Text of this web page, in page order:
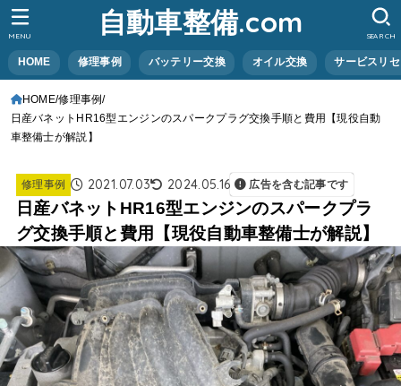
自動車整備.com
HOME 修理事例 バッテリー交換 オイル交換 サービスリ
SEARCH
MENU
HOME 修理事例
日産バネットHR16型エンジンのスパークプラグ交換手順と費用【現役自動
車整備士が解説】
修理事例 2021.07.03 2024.05.16 広告を含む記事です
日産バネットHR16型エンジンのスパークプラ
グ交換手順と費用【現役自動車整備士が解説】